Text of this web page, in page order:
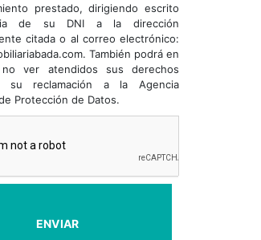
prestado, dirigiendo escrito
de su DNI a la dirección
citada o al correo electrónico:
También podrá en
ver atendidos sus derechos
su reclamación a la Agencia
Protección de Datos.